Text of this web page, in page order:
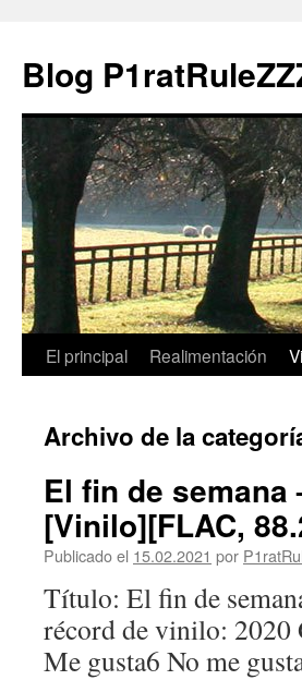
Blog
El principal Realimentación
Archivo de la
El fin de semana
[Vinilo][FLAC,
Publicado el 15.02.2021 por
Título: El fin de
récord de vinilo:
Me gusta6 No me